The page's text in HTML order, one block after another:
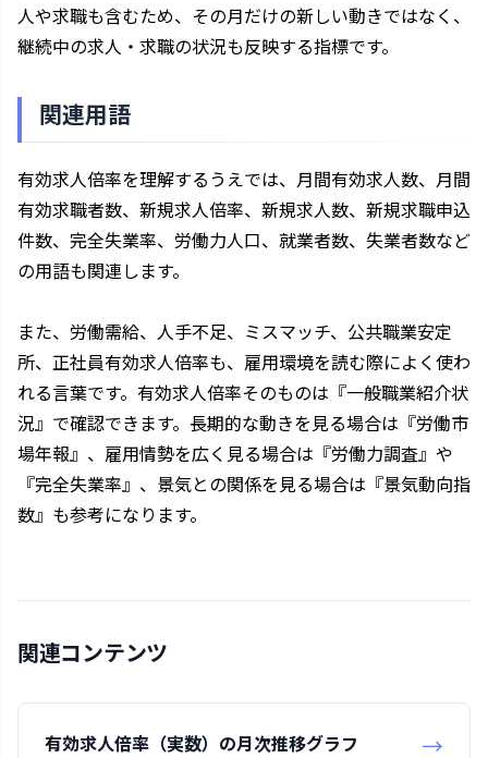
人や求職も含むため、その月だけの新しい動きではなく、
継続中の求人・求職の状況も反映する指標です。
関連用語
有効求人倍率を理解するうえでは、月間有効求人数、月間
有効求職者数、新規求人倍率、新規求人数、新規求職申込
件数、完全失業率、労働力人口、就業者数、失業者数など
の用語も関連します。
また、労働需給、人手不足、ミスマッチ、公共職業安定
所、正社員有効求人倍率も、雇用環境を読む際によく使わ
れる言葉です。有効求人倍率そのものは『一般職業紹介状
況』で確認できます。長期的な動きを見る場合は『労働市
場年報』、雇用情勢を広く見る場合は『労働力調査』や
『完全失業率』、景気との関係を見る場合は『景気動向指
数』も参考になります。
関連コンテンツ
有効求人倍率（実数）の月次推移グラフ